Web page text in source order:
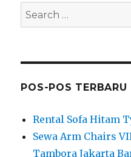
Search
for:
POS-POS TERBARU
Rental Sofa Hitam
Sewa Arm Chairs
Tambora Jakarta